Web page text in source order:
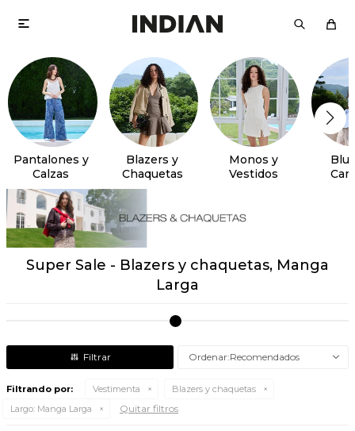

Pantalones y
Calzas
Blazers y
Chaquetas
Monos y
Vestidos
Super Sale - Blazers y chaquetas, Manga
Larga
Recomendados
Filtrando por: Vestimenta
Blazers y chaquetas
Largo: Manga Larga Quitar filtros